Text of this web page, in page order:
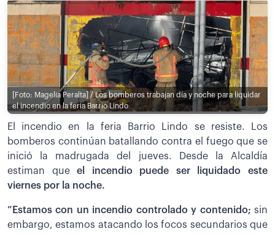
[Foto: Magelia Peralta] / Los bomberos trabajan día y noche para liquidar
el incendio en la feria Barrio Lindo
El incendio en la feria Barrio Lindo se resiste. Los
bomberos continúan batallando contra el fuego que se
inició la madrugada del jueves. Desde la Alcaldía
estiman queel incendio puede ser liquidado este
viernes por la noche.
”Estamos con un incendio controlado y contenido; sin
embargo, estamos atacando los focos secundarios que